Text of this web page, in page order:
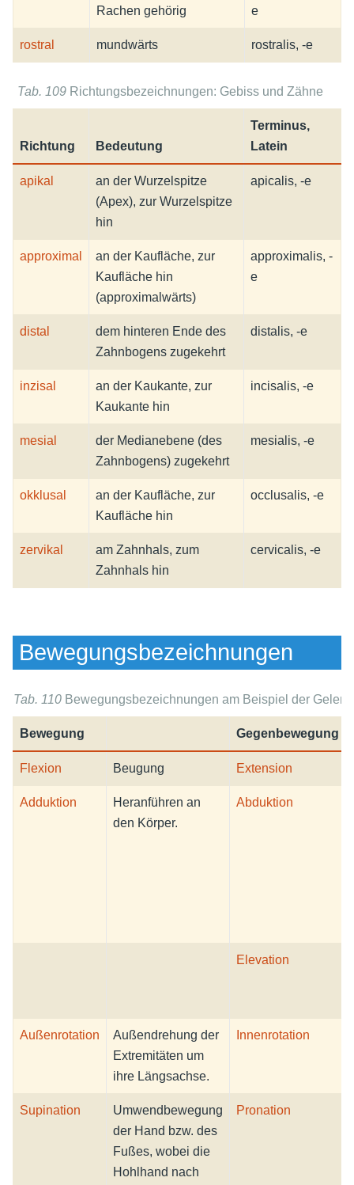
Rachen gehörig
e
rostral mundwärts rostralis, -e
Tab. 109 Richtungsbezeichnungen: Gebiss und Zähne
Richtung Bedeutung
Terminus,
Latein
apikal
an der Wurzelspitze
(Apex), zur Wurzelspitze
hin
apicalis, -e
approximal
an der Kaufläche, zur
Kaufläche hin
(approximalwärts)
approximalis, -
e
distal
dem hinteren Ende des
Zahnbogens zugekehrt
distalis, -e
inzisal
an der Kaukante, zur
Kaukante hin
incisalis, -e
mesial
der Medianebene (des
Zahnbogens) zugekehrt
mesialis, -e
okklusal
an der Kaufläche, zur
Kaufläche hin
occlusalis, -e
zervikal
am Zahnhals, zum
Zahnhals hin
cervicalis, -e
Bewegungsbezeichnungen
Tab. 110 Bewegungsbezeichnungen am Beispiel der
Bewegung Gegenbewegung
Flexion Beugung Extension
Adduktion
Heranführen an
den Körper.
Abduktion
Elevation
Außenrotation
Außendrehung der
Extremitäten um
ihre Längsachse.
Innenrotation
Supination
Umwendbewegung
der Hand bzw. des
Fußes, wobei die
Hohlhand nach
Pronation